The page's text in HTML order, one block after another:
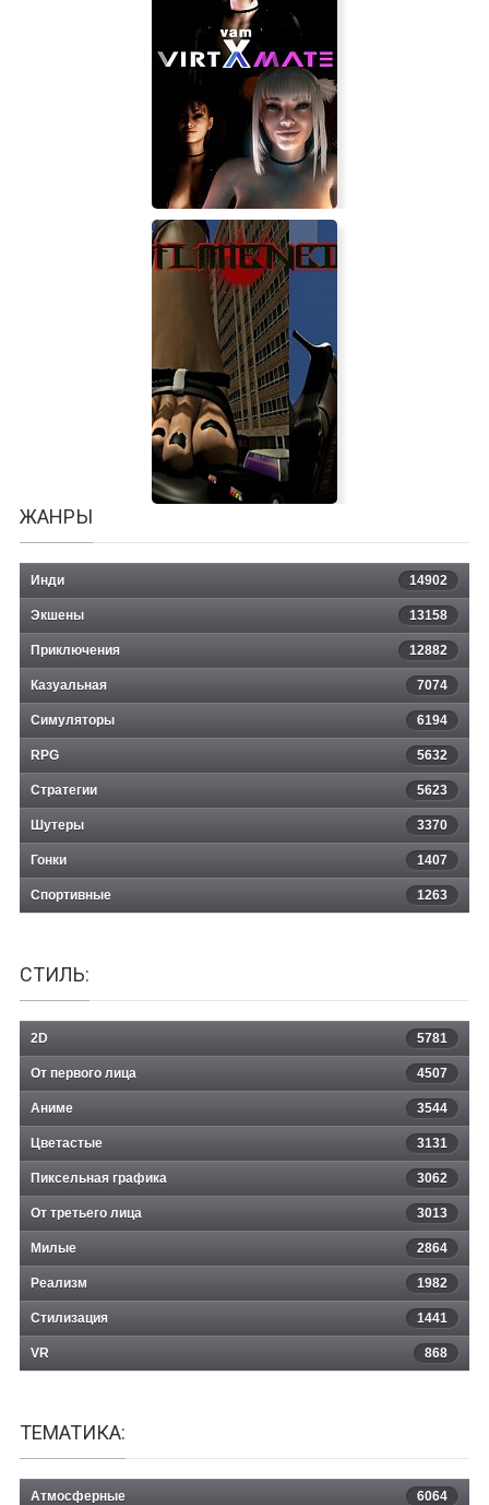
OMON Simulator
Virt-A-Mate + vamX
ЖАНРЫ
Инди 14902
Экшены 13158
Приключения 12882
Казуальная 7074
Симуляторы 6194
RPG 5632
Стратегии 5623
Шутеры 3370
Гонки 1407
Спортивные 1263
СТИЛЬ:
2D 5781
От первого лица 4507
Аниме 3544
Цветастые 3131
Пиксельная графика 3062
От третьего лица 3013
Милые 2864
Реализм 1982
Стилизация 1441
VR 868
ТЕМАТИКА:
Атмосферные 6064